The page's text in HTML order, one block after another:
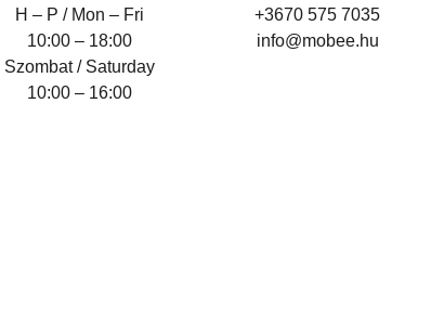
H – P / Mon – Fri
10:00 – 18:00
Szombat / Saturday
10:00 – 16:00
+3670 575 7035
info@mobee.hu